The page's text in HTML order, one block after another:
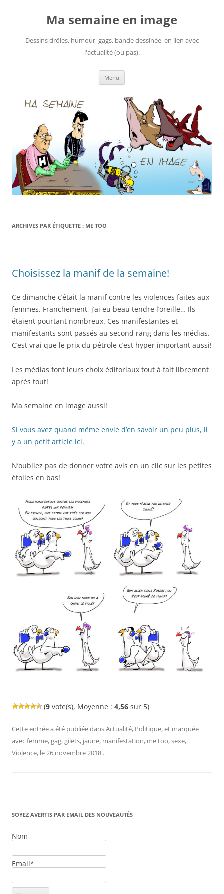
Ma semaine en image
Dessins drôles, humour, gags, bande dessinée, en lien avec
l'actualité (ou pas).
Menu
ARCHIVES PAR ÉTIQUETTE : ME TOO
Choisissez la manif de la semaine!
Ce dimanche c’était la manif contre les violences faites aux
femmes. Franchement, j’ai eu beau tendre l’oreille… Ils
étaient pourtant nombreux. Ces manifestantes et
manifestants sont passés au second rang dans les médias.
C’est vrai que le prix du pétrole c’est hyper important aussi!
Les médias font leurs choix éditoriaux tout à fait librement
après tout!
Ma semaine en image aussi!
Si vous avez quand même envie d’en savoir un peu plus, il
y a un petit article ici.
N’oubliez pas de donner votre avis en un clic sur les petites
étoiles en bas!
(9 vote(s), Moyenne : 4,56 sur 5)
Cette entrée a été publiée dansActualité, Politique, et marquée
avecfemme,gag,gilets, jaune, manifestation, me too,sexe,
Violence, le26 novembre 2018 .
SOYEZ AVERTIS PAR EMAIL DES NOUVEAUTÉS
Nom
Email*